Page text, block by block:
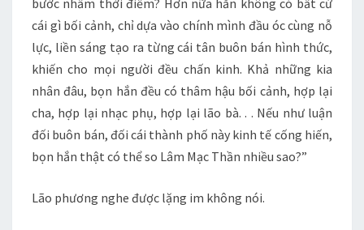
bước nhầm thời điểm? Hơn nữa hắn không có bất cứ
cái gì bối cảnh, chỉ dựa vào chính mình đầu óc cùng nỗ
lực, liền sáng tạo ra từng cái tân buôn bán hình thức,
khiến cho mọi người đều chấn kinh. Khả những kia
nhân đâu, bọn hắn đều có thâm hậu bối cảnh, hợp lại
cha, hợp lại nhạc phụ, hợp lại lão bà. . . Nếu như luận
đối buôn bán, đối cái thành phố này kinh tế cống hiến,
bọn hắn thật có thể so Lâm Mạc Thần nhiều sao?”
Lão phương nghe được lặng im không nói.